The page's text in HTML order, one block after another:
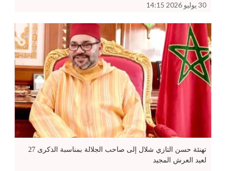
30 يوليو 2026 14:15
تهنئة حسن التازي شلال إلى صاحب الجلالة بمناسبة الذكرى 27
لعيد العرش المجيد